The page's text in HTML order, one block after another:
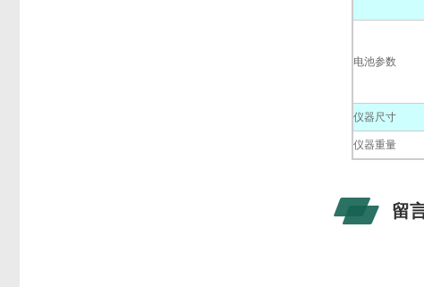
电池参数
仪器尺寸
仪器重量
留